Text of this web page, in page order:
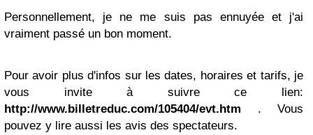
Personnellement, je ne me suis pas ennuyée et j'ai
vraiment passé un bon moment.
Pour avoir plus d'infos sur les dates, horaires et tarifs, je
vous invite à suivre ce lien:
http://www.billetreduc.com/105404/evt.htm . Vous
pouvez y lire aussi les avis des spectateurs.